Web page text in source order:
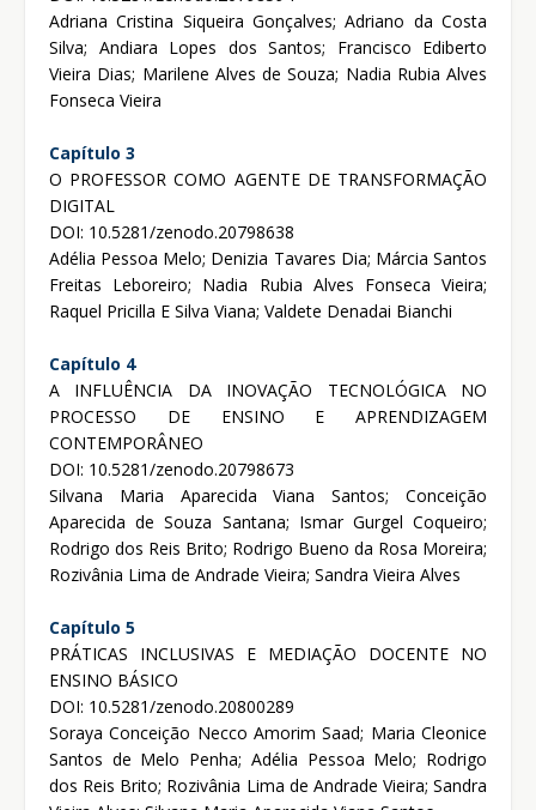
Adriana Cristina Siqueira Gonçalves; Adriano da Costa
Silva; Andiara Lopes dos Santos; Francisco Ediberto
Vieira Dias; Marilene Alves de Souza; Nadia Rubia Alves
Fonseca Vieira
Capítulo 3
O PROFESSOR COMO AGENTE DE TRANSFORMAÇÃO
DIGITAL
DOI: 10.5281/zenodo.20798638
Adélia Pessoa Melo; Denizia Tavares Dia; Márcia Santos
Freitas Leboreiro; Nadia Rubia Alves Fonseca Vieira;
Raquel Pricilla E Silva Viana; Valdete Denadai Bianchi
Capítulo 4
A INFLUÊNCIA DA INOVAÇÃO TECNOLÓGICA NO
PROCESSO DE ENSINO E APRENDIZAGEM
CONTEMPORÂNEO
DOI: 10.5281/zenodo.20798673
Silvana Maria Aparecida Viana Santos; Conceição
Aparecida de Souza Santana; Ismar Gurgel Coqueiro;
Rodrigo dos Reis Brito; Rodrigo Bueno da Rosa Moreira;
Rozivânia Lima de Andrade Vieira; Sandra Vieira Alves
Capítulo 5
PRÁTICAS INCLUSIVAS E MEDIAÇÃO DOCENTE NO
ENSINO BÁSICO
DOI: 10.5281/zenodo.20800289
Soraya Conceição Necco Amorim Saad; Maria Cleonice
Santos de Melo Penha; Adélia Pessoa Melo; Rodrigo
dos Reis Brito; Rozivânia Lima de Andrade Vieira; Sandra